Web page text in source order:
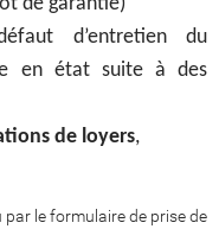
de garantie)
d’entretien du
en état suite à des
de loyers,
le formulaire de prise de